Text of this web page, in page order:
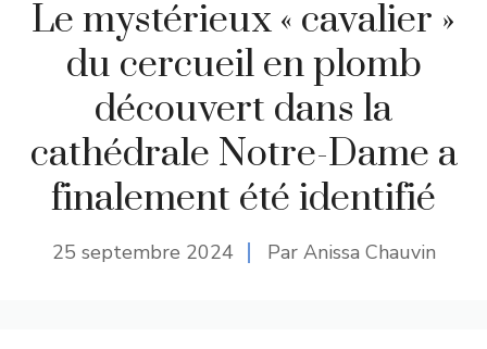
Le mystérieux « cavalier »
du cercueil en plomb
découvert dans la
cathédrale Notre-Dame a
finalement été identifié
25 septembre 2024 Par Anissa Chauvin